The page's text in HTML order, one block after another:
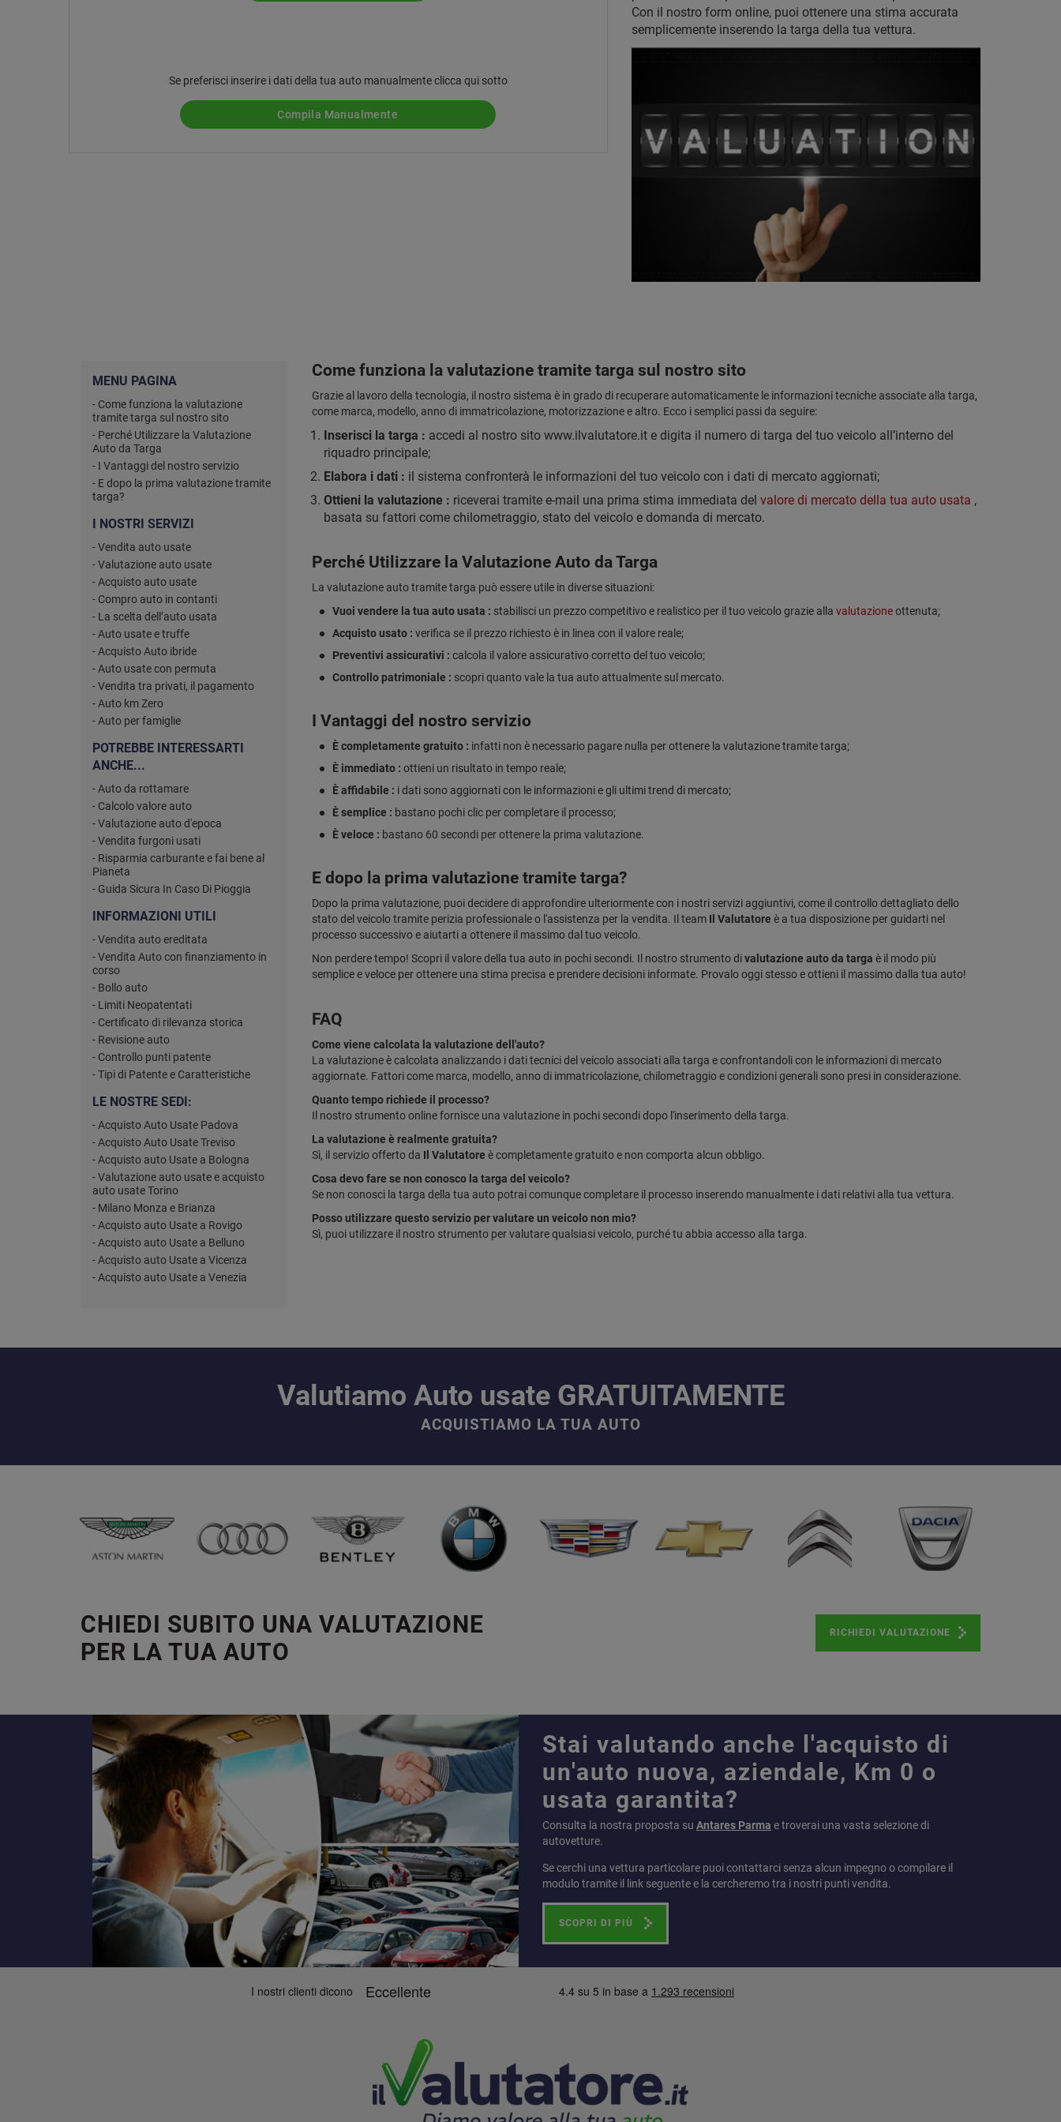
Se preferisci inserire i dati della tua auto manualmente clicca qui sotto
Compila Manualmente
Con il nostro form online, puoi ottenere una stima accurata
semplicemente inserendo la targa della tua vettura.
MENU PAGINA
- Come funziona la valutazione
tramite targa sul nostro sito
- Perché Utilizzare la Valutazione
Auto da Targa
- I Vantaggi del nostro servizio
- E dopo la prima valutazione tramite
targa?
I NOSTRI SERVIZI
- Vendita auto usate
- Valutazione auto usate
- Acquisto auto usate
- Compro auto in contanti
- La scelta dell’auto usata
- Auto usate e truffe
- Acquisto Auto ibride
- Auto usate con permuta
- Vendita tra privati, il pagamento
- Auto km Zero
- Auto per famiglie
POTREBBE INTERESSARTI
ANCHE...
- Auto da rottamare
- Calcolo valore auto
- Valutazione auto d'epoca
- Vendita furgoni usati
- Risparmia carburante e fai bene al
Pianeta
- Guida Sicura In Caso Di Pioggia
INFORMAZIONI UTILI
- Vendita auto ereditata
- Vendita Auto con finanziamento in
corso
- Bollo auto
- Limiti Neopatentati
- Certificato di rilevanza storica
- Revisione auto
- Controllo punti patente
- Tipi di Patente e Caratteristiche
LE NOSTRE SEDI:
- Acquisto Auto Usate Padova
- Acquisto Auto Usate Treviso
- Acquisto auto Usate a Bologna
- Valutazione auto usate e acquisto
auto usate Torino
- Milano Monza e Brianza
- Acquisto auto Usate a Rovigo
- Acquisto auto Usate a Belluno
- Acquisto auto Usate a Vicenza
- Acquisto auto Usate a Venezia
Come funziona la valutazione tramite targa sul nostro sito
Grazie al lavoro della tecnologia, il nostro sistema è in grado di recuperare automaticamente le informazioni tecniche associate alla targa,
come marca, modello, anno di immatricolazione, motorizzazione e altro. Ecco i semplici passi da seguire:
Inserisci la targa : accedi al nostro sito www.ilvalutatore.it e digita il numero di targa del tuo veicolo all’interno del
riquadro principale;
Elabora i dati : il sistema confronterà le informazioni del tuo veicolo con i dati di mercato aggiornati;
Ottieni la valutazione : riceverai tramite e-mail una prima stima immediata del valore di mercato della tua auto usata ,
basata su fattori come chilometraggio, stato del veicolo e domanda di mercato.
Perché Utilizzare la Valutazione Auto da Targa
La valutazione auto tramite targa può essere utile in diverse situazioni:
Vuoi vendere la tua auto usata : stabilisci un prezzo competitivo e realistico per il tuo veicolo grazie alla valutazioneottenuta;
Acquisto usato : verifica se il prezzo richiesto è in linea con il valore reale;
Preventivi assicurativi : calcola il valore assicurativo corretto del tuo veicolo;
Controllo patrimoniale : scopri quanto vale la tua auto attualmente sul mercato.
I Vantaggi del nostro servizio
È completamente gratuito : infatti non è necessario pagare nulla per ottenere la valutazione tramite targa;
È immediato : ottieni un risultato in tempo reale;
È affidabile : i dati sono aggiornati con le informazioni e gli ultimi trend di mercato;
È semplice : bastano pochi clic per completare il processo;
È veloce : bastano 60 secondi per ottenere la prima valutazione.
E dopo la prima valutazione tramite targa?
Dopo la prima valutazione, puoi decidere di approfondire ulteriormente con i nostri servizi aggiuntivi, come il controllo dettagliato dello
stato del veicolo tramite perizia professionale o l'assistenza per la vendita. Il team Il Valutatore è a tua disposizione per guidarti nel
processo successivo e aiutarti a ottenere il massimo dal tuo veicolo.
Non perdere tempo! Scopri il valore della tua auto in pochi secondi. Il nostro strumento divalutazione auto da targa è il modo più
semplice e veloce per ottenere una stima precisa e prendere decisioni informate. Provalo oggi stesso e ottieni il massimo dalla tua auto!
FAQ
Come viene calcolata la valutazione dell'auto?
La valutazione è calcolata analizzando i dati tecnici del veicolo associati alla targa e confrontandoli con le informazioni di mercato
aggiornate. Fattori come marca, modello, anno di immatricolazione, chilometraggio e condizioni generali sono presi in considerazione.
Quanto tempo richiede il processo?
Il nostro strumento online fornisce una valutazione in pochi secondi dopo l'inserimento della targa.
La valutazione è realmente gratuita?
Sì, il servizio offerto da Il Valutatore è completamente gratuito e non comporta alcun obbligo.
Cosa devo fare se non conosco la targa del veicolo?
Se non conosci la targa della tua auto potrai comunque completare il processo inserendo manualmente i dati relativi alla tua vettura.
Posso utilizzare questo servizio per valutare un veicolo non mio?
Sì, puoi utilizzare il nostro strumento per valutare qualsiasi veicolo, purché tu abbia accesso alla targa.
Valutiamo Auto usate GRATUITAMENTE
ACQUISTIAMO LA TUA AUTO
CHIEDI SUBITO UNA VALUTAZIONE
PER LA TUA AUTO
RICHIEDI VALUTAZIONE
Stai valutando anche l'acquisto di
un'auto nuova, aziendale, Km 0 o
usata garantita?
Consulta la nostra proposta su Antares Parma e troverai una vasta selezione di
autovetture.
Se cerchi una vettura particolare puoi contattarci senza alcun impegno o compilare il
modulo tramite il link seguente e la cercheremo tra i nostri punti vendita.
SCOPRI DI PIÙ